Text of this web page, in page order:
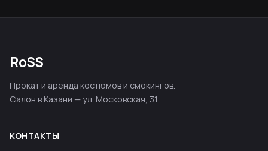
RoSS
Прокат и аренда костюмов и смокингов.
Салон в Казани — ул. Московская, 31.
КОНТАКТЫ